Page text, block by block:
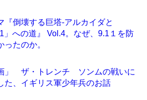
『倒壊する巨塔-アルカイダと
」への道』 Vol.4。なぜ、9.1１を防
ったのか。
」 ザ・トレンチ ソンムの戦いに
た、イギリス軍少年兵のお話